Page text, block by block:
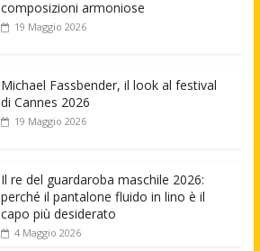
composizioni armoniose
19 Maggio 2026
Michael Fassbender, il look al festival
di Cannes 2026
19 Maggio 2026
Il re del guardaroba maschile 2026:
perché il pantalone fluido in lino è il
capo più desiderato
4 Maggio 2026